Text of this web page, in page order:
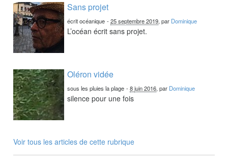
Sans projet
écrit océanique -25 septembre 2019, par Dominique
L’océan écrit sans projet.
Oléron vidée
sous les pluies la plage -8 juin 2016, par Dominique
silence pour une fois
Voir tous les articles de cette rubrique